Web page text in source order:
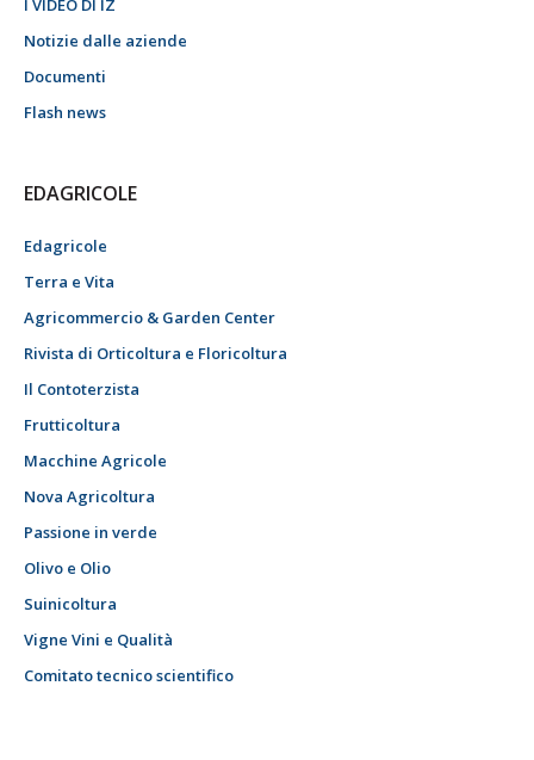
I VIDEO DI IZ
Notizie dalle aziende
Documenti
Flash news
EDAGRICOLE
Edagricole
Terra e Vita
Agricommercio & Garden Center
Rivista di Orticoltura e Floricoltura
Il Contoterzista
Frutticoltura
Macchine Agricole
Nova Agricoltura
Passione in verde
Olivo e Olio
Suinicoltura
Vigne Vini e Qualità
Comitato tecnico scientifico